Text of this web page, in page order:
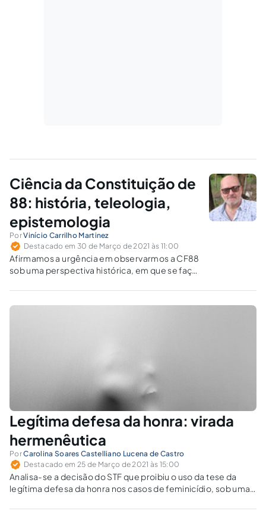
Ciência da Constituição de
88: história, teleologia,
epistemologia
PorVinício Carrilho Martinez
Destacado em 30 de Março de 2021 às 11:00
Afirmamos a urgência em observarmos a CF88
sob uma perspectiva histórica, em que se faça
conquista histórica.
Legítima defesa da honra: virada
hermenêutica
PorCarolina Soares Castelliano Lucena de Castro
Destacado em 25 de Março de 2021 às 15:00
Analisa-se a decisão do STF que proibiu o uso da tese da
legítima defesa da honra nos casos de feminicídio, sob uma